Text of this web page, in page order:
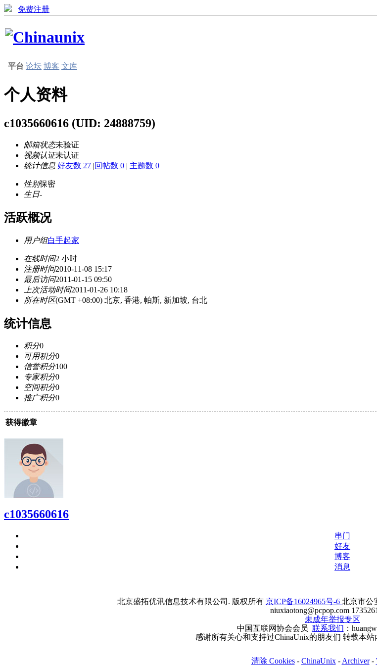
免费注册
平台 论坛 博客 文库
个人资料
c1035660616 (UID: 24888759)
邮箱状态未验证
视频认证未认证
统计信息 好友数 27 |回帖数 0 | 主题数 0
性别保密
生日-
活跃概况
用户组白手起家
在线时间2 小时
注册时间2010-11-08 15:17
最后访问2011-01-15 09:50
上次活动时间2011-01-26 10:18
所在时区(GMT +08:00) 北京, 香港, 帕斯, 新加坡, 台北
统计信息
积分0
可用积分0
信誉积分100
专家积分0
空间积分0
推广积分0
获得徽章
c1035660616
串门
好友
博客
消息
北京盛拓优讯信息技术有限公司. 版权所有 京ICP备16024965号-6 北京市公
niuxiaotong@pcpop.com
未成年举报专区
中国互联网协会会员 联系我们 ：
感谢所有关心和支持过ChinaUnix的朋友们 转载本
清除 Cookies- ChinaUnix- Archiver-